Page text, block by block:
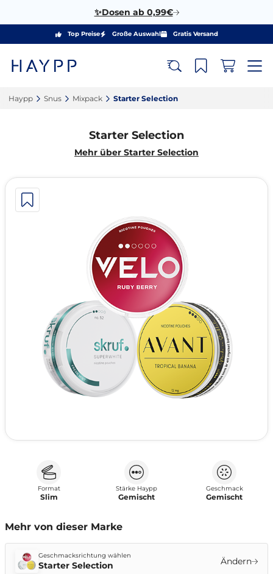
✨Dosen ab 0,99€
Top Preise Große Auswahl Gratis Versand
Haypp‎ Snus‎ Mixpack‎ Starter Selection‎
Starter Selection
Mehr über Starter Selection
Format
Slim
Stärke Haypp
Gemischt
Geschmack
Gemischt
Mehr von dieser Marke
Geschmacksrichtung wählen
Starter Selection Ändern